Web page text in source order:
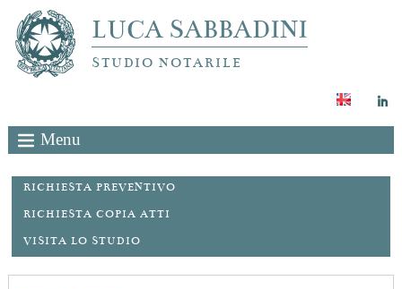
LUCA SABBADINI
STUDIO NOTARILE
Menu
RICHIESTA PREVENTIVO
RICHIESTA COPIA ATTI
VISITA LO STUDIO